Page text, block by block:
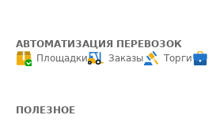
АВТОМАТИЗАЦИЯ ПЕРЕВОЗОК
Площадки
Заказы Торги
ПОЛЕЗНОЕ